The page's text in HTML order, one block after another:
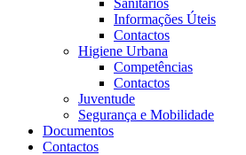
Informações Úteis
Contactos
Higiene Urbana
Competências
Contactos
Juventude
Segurança e Mobilidade
Documentos
Contactos